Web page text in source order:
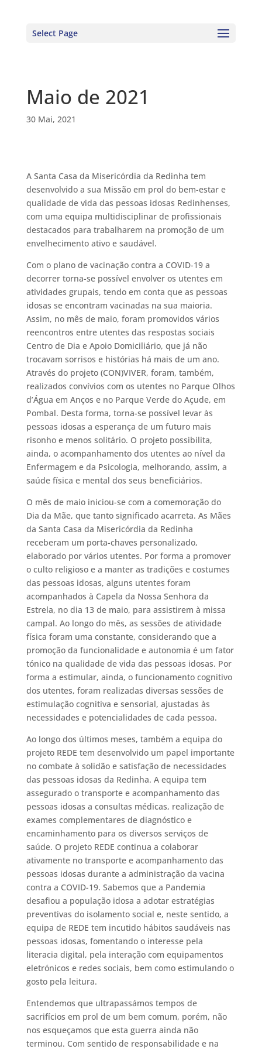
Select Page
Maio de 2021
30 Mai, 2021
A Santa Casa da Misericórdia da Redinha tem
desenvolvido a sua Missão em prol do bem-estar e
qualidade de vida das pessoas idosas Redinhenses,
com uma equipa multidisciplinar de profissionais
destacados para trabalharem na promoção de um
envelhecimento ativo e saudável.
Com o plano de vacinação contra a COVID-19 a
decorrer torna-se possível envolver os utentes em
atividades grupais, tendo em conta que as pessoas
idosas se encontram vacinadas na sua maioria.
Assim, no mês de maio, foram promovidos vários
reencontros entre utentes das respostas sociais
Centro de Dia e Apoio Domiciliário, que já não
trocavam sorrisos e histórias há mais de um ano.
Através do projeto (CON)VIVER, foram, também,
realizados convívios com os utentes no Parque Olhos
d’Água em Anços e no Parque Verde do Açude, em
Pombal. Desta forma, torna-se possível levar às
pessoas idosas a esperança de um futuro mais
risonho e menos solitário. O projeto possibilita,
ainda, o acompanhamento dos utentes ao nível da
Enfermagem e da Psicologia, melhorando, assim, a
saúde física e mental dos seus beneficiários.
O mês de maio iniciou-se com a comemoração do
Dia da Mãe, que tanto significado acarreta. As Mães
da Santa Casa da Misericórdia da Redinha
receberam um porta-chaves personalizado,
elaborado por vários utentes. Por forma a promover
o culto religioso e a manter as tradições e costumes
das pessoas idosas, alguns utentes foram
acompanhados à Capela da Nossa Senhora da
Estrela, no dia 13 de maio, para assistirem à missa
campal. Ao longo do mês, as sessões de atividade
física foram uma constante, considerando que a
promoção da funcionalidade e autonomia é um fator
tónico na qualidade de vida das pessoas idosas. Por
forma a estimular, ainda, o funcionamento cognitivo
dos utentes, foram realizadas diversas sessões de
estimulação cognitiva e sensorial, ajustadas às
necessidades e potencialidades de cada pessoa.
Ao longo dos últimos meses, também a equipa do
projeto REDE tem desenvolvido um papel importante
no combate à solidão e satisfação de necessidades
das pessoas idosas da Redinha. A equipa tem
assegurado o transporte e acompanhamento das
pessoas idosas a consultas médicas, realização de
exames complementares de diagnóstico e
encaminhamento para os diversos serviços de
saúde. O projeto REDE continua a colaborar
ativamente no transporte e acompanhamento das
pessoas idosas durante a administração da vacina
contra a COVID-19. Sabemos que a Pandemia
desafiou a população idosa a adotar estratégias
preventivas do isolamento social e, neste sentido, a
equipa de REDE tem incutido hábitos saudáveis nas
pessoas idosas, fomentando o interesse pela
literacia digital, pela interação com equipamentos
eletrónicos e redes sociais, bem como estimulando o
gosto pela leitura.
Entendemos que ultrapassámos tempos de
sacrifícios em prol de um bem comum, porém, não
nos esqueçamos que esta guerra ainda não
terminou. Com sentido de responsabilidade e na